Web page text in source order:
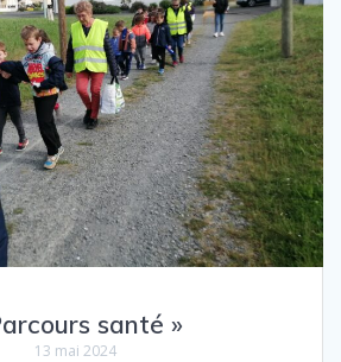
santé »
13 mai 2024